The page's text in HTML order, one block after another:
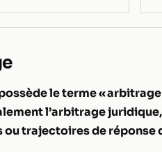
le terme «
l’arbitrage
trajectoires de réponse